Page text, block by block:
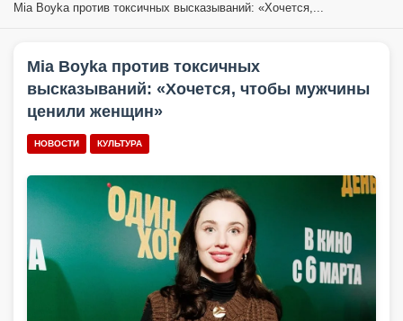
Mia Boyka против токсичных высказываний: «Хочется,...
Mia Boyka против токсичных
высказываний: «Хочется, чтобы мужчины
ценили женщин»
НОВОСТИ КУЛЬТУРА